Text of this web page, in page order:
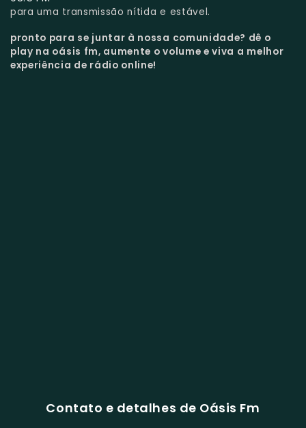
para uma transmissão nítida e estável.
pronto para se juntar à nossa comunidade? dê o
play na oásis fm, aumente o volume e viva a melhor
experiência de rádio online!
Contato e detalhes de Oásis Fm